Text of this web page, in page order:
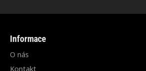
Informace
O nás
Kontakt